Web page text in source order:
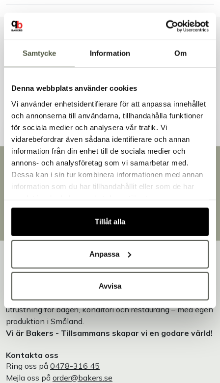
Samtycke Information Om
Denna webbplats använder cookies
Vi använder enhetsidentifierare för att anpassa innehållet
och annonserna till användarna, tillhandahålla funktioner
för sociala medier och analysera vår trafik. Vi
vidarebefordrar även sådana identifierare och annan
information från din enhet till de sociala medier och
annons- och analysföretag som vi samarbetar med.
Dessa kan i sin tur kombinera informationen med annan
information som du har tillhandahållit eller som de har
Tillåt alla
Anpassa
Avvisa
Kontakt
Liknande produkter
Andra kunder tittade även på
Snabb leverans
Leverans inom 3-5 arbetsdagar.
Brett sortiment
Över 30 000 produkter
Designat och tillverkat i Småland
Bakers är en helhetsleverantör av professionell
utrustning för bageri, konditori och restaurang – med egen
produktion i Småland.
Vi är Bakers - Tillsammans skapar vi en godare värld!
Kontakta oss
Ring oss på 0478-316 45
Mejla oss på order@bakers.se
Välkommen till Bakers!
Handlar du som företag eller privatperson?
Fortsätt som privatperson